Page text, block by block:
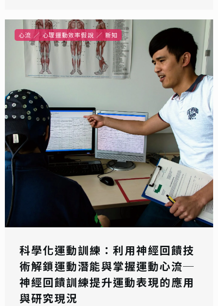
心流 心理運動效率假說 新知
科學化運動訓練：利用神經回饋技
術解鎖運動潛能與掌握運動心流─
神經回饋訓練提升運動表現的應用
與研究現況